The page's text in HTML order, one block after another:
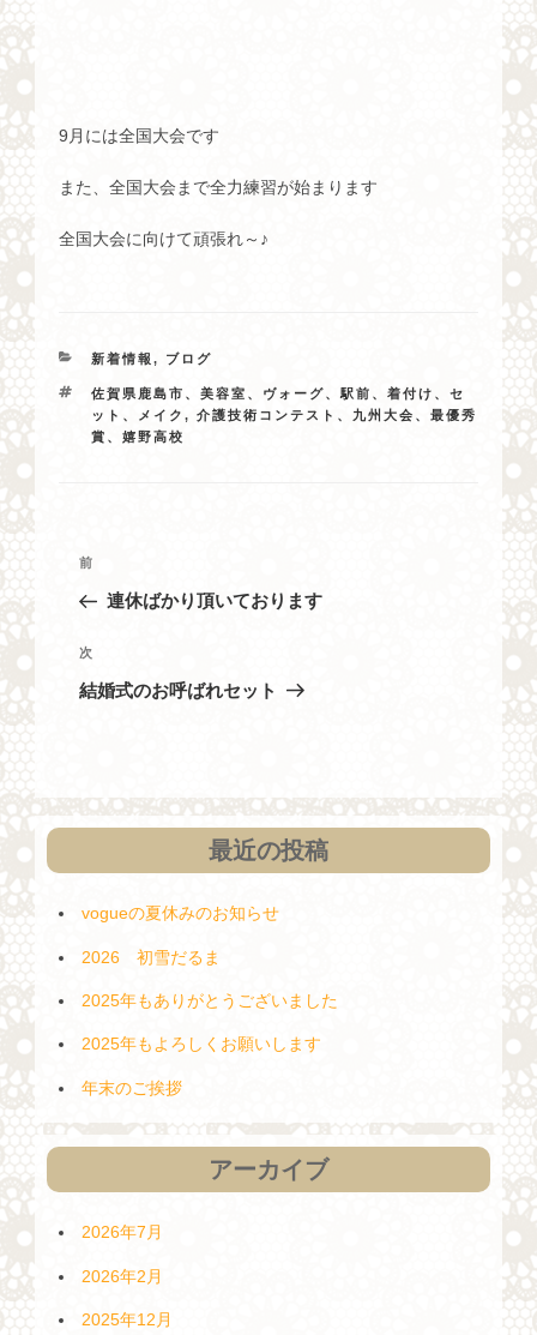
9月には全国大会です
また、全国大会まで全力練習が始まります
全国大会に向けて頑張れ～♪
カ
ゴ
リ
ー
新着情報, ブログ
タ
グ
佐賀県鹿島市、美容室、ヴォーグ、駅前、着付け、セ
ット、メイク,介護技術コンテスト、九州大会、最優秀
賞、嬉野高校
投
ビ
ゲ
ン
過
去
投
前
連休ばかり頂いております
次
の
次
結婚式のお呼ばれセット
最近の投稿
vogueの夏休みのお知らせ
2026 初雪だるま
2025年もありがとうございました
2025年もよろしくお願いします
年末のご挨拶
アーカイブ
2026年7月
2026年2月
2025年12月